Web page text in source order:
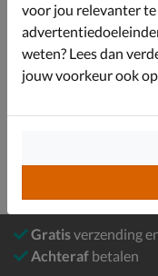
Over Havaianas
Bekijk meer
Jongens
Gratisverzending
Achteraf betalen
voor jou relevanter
weten? Lees dan
jouw voorkeur ook